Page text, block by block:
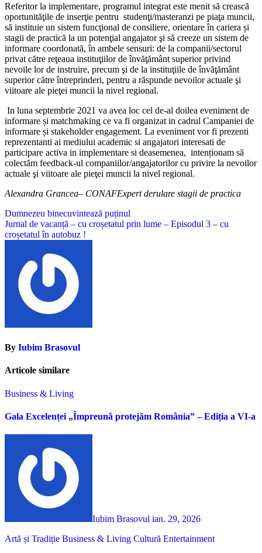
Referitor la implementare, programul integrat este menit să crească
oportunităţile de inserţie pentru studenţi/masteranzi pe piaţa muncii,
să instituie un sistem funcţional de consiliere, orientare în cariera și
stagii de practică la un potenţial angajator şi să creeze un sistem de
informare coordonată, în ambele sensuri: de la companii/sectorul
privat către reţeaua instituţiilor de învăţământ superior privind
nevoile lor de instruire, precum şi de la instituţiile de învăţământ
superior către întreprinderi, pentru a răspunde nevoilor actuale şi
viitoare ale pieţei muncii la nivel regional.
In luna septembrie 2021 va avea loc cel de-al doilea eveniment de
informare și matchmaking ce va fi organizat in cadrul Campaniei de
informare și stakeholder engagement. La eveniment vor fi prezenti
reprezentanti ai mediului academic si angajatori interesati de
participare activa in implementare si deasemenea, intenționam să
colectăm feedback-ul companiilor/angajatorilor cu privire la nevoilor
actuale şi viitoare ale pieţei muncii la nivel regional.
Alexandra Grancea– CONAFExpert derulare stagii de practica
Navigare
în
Dumnezeu binecuvintează puținul
Jurnal de vacanță – cu croșetatul prin lume – Episodul 3 – cu
croșetatul în autobuz !
By Iubim Brasovul
Articole similare
Business & Living
Gala Excelenței „Împreună protejăm România” – Ediția a VI-a
Iubim Brasovul ian. 29, 2026
Artă și Tradiție Business & Living Cultură Entertainment